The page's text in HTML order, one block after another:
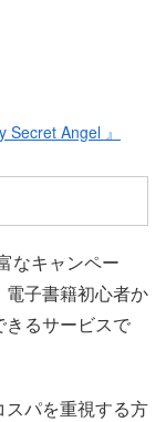
Secret Angel 』
なキャンペー
子書籍初心者か
きるサービスで
パを重視する方